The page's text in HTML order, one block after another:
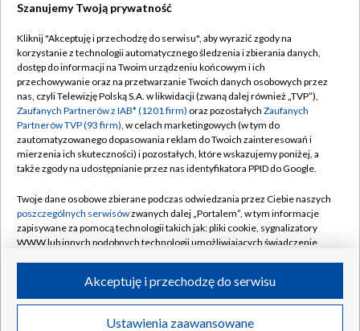
TVP
Abonament TVP
Emisja w TVP
Centrum informacji TVP
Naziemna Telewizja Cyfrowa
Rada Programowa
System NOS
Informacje o nadawcy
Program dla prasy
Regulamin TVP
Polityka prywatności
Moje zgody
Pomoc
Kontakt
Kanały
©2026 Telewizja Polska S.A. w likwidacji
Szanujemy Twoją prywatność
Kliknij "Akceptuję i przechodzę do serwisu", aby wyrazić zgody na
korzystanie z technologii automatycznego śledzenia i zbierania danych,
dostęp do informacji na Twoim urządzeniu końcowym i ich
przechowywanie oraz na przetwarzanie Twoich danych osobowych przez
nas, czyli Telewizję Polską S.A. w likwidacji (zwaną dalej również „TVP”),
Zaufanych Partnerów z IAB* (1201 firm) oraz pozostałych Zaufanych
Partnerów TVP (93 firm), w celach marketingowych (w tym do
zautomatyzowanego dopasowania reklam do Twoich zainteresowań i
mierzenia ich skuteczności) i pozostałych, które wskazujemy poniżej, a
także zgody na udostępnianie przez nas identyfikatora PPID do Google.
Twoje dane osobowe zbierane podczas odwiedzania przez Ciebie naszych
poszczególnych serwisówzwanych dalej „Portalem”, w tym informacje
zapisywane za pomocą technologii takich jak: pliki cookie, sygnalizatory
WWW lub innych podobnych technologii umożliwiających świadczenie
ruchu w Internecie.
Twoje dane osobowe zbierane podczas odwiedzania przez Ciebie
Ustawienia zaawansowane
Akceptuję i przechodzę do serwisu